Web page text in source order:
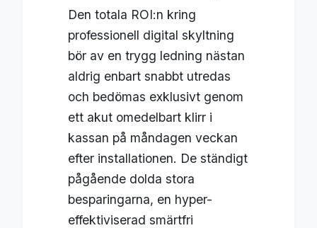
Den totala ROI:n kring
professionell digital skyltning
bör av en trygg ledning nästan
aldrig enbart snabbt utredas
och bedömas exklusivt genom
ett akut omedelbart klirr i
kassan på måndagen veckan
efter installationen. De ständigt
pågående dolda stora
besparingarna, en hyper-
effektiviserad smärtfri